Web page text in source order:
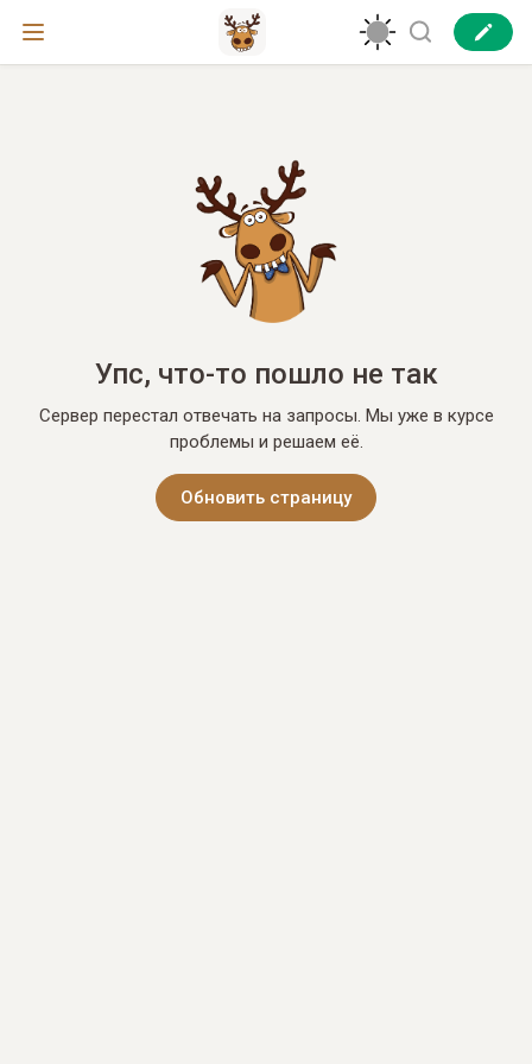
Упс, что-то пошло не так
Сервер перестал отвечать на запросы. Мы уже в курсе
проблемы и решаем её.
Обновить страницу